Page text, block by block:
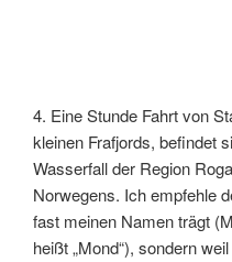
4. Eine Stunde Fahrt von
kleinen Frafjords, befindet
Wasserfall der Region
Norwegens. Ich empfehle
fast meinen Namen trägt
heißt „Mond“), sondern